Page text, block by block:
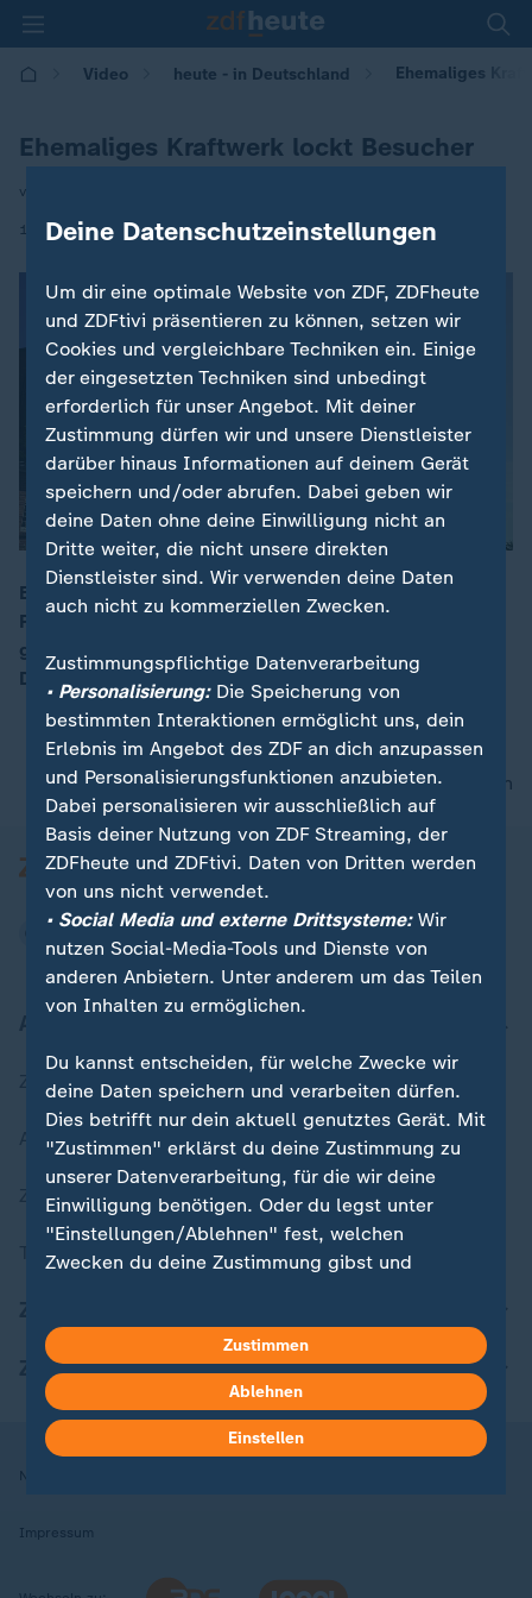
Video heute - in Deutschland Ehemaliges
Ehemaliges Kraftwerk lockt Besucher
von Dorte Störmann
11.06.2026 | 14:00
Eines der ältesten Braunkohlekraftwerke Europas
Plessa ist seit diesem März für Touren geöffnet. Die so
genannten „Lost Placer“ überrennen das Kraftwerk –
Die Touren sind bis Ende des Jahres ausgebucht!
nach oben
Zuletzt veröffentlicht
Aktuelle Sendungs-Videos
ZDFheute Stories
Themen im Überblick
ZDFheute Apps
Nutzungsbedingungen
Impressum
Deine Datenschutzeinstellungen
Um dir eine optimale Website von ZDF, ZDFheute
und ZDFtivi präsentieren zu können, setzen wir
Cookies und vergleichbare Techniken ein. Einige
der eingesetzten Techniken sind unbedingt
erforderlich für unser Angebot. Mit deiner
Zustimmung dürfen wir und unsere Dienstleister
darüber hinaus Informationen auf deinem Gerät
speichern und/oder abrufen. Dabei geben wir
deine Daten ohne deine Einwilligung nicht an
Dritte weiter, die nicht unsere direkten
Dienstleister sind. Wir verwenden deine Daten
auch nicht zu kommerziellen Zwecken.
Zustimmungspflichtige Datenverarbeitung
• Personalisierung:Die Speicherung von
bestimmten Interaktionen ermöglicht uns, dein
Erlebnis im Angebot des ZDF an dich anzupassen
und Personalisierungsfunktionen anzubieten.
Dabei personalisieren wir ausschließlich auf
Basis deiner Nutzung von ZDF Streaming, der
ZDFheute und ZDFtivi. Daten von Dritten werden
von uns nicht verwendet.
• Social Media und externe Drittsysteme:Wir
nutzen Social-Media-Tools und Dienste von
anderen Anbietern. Unter anderem um das Teilen
von Inhalten zu ermöglichen.
Du kannst entscheiden, für welche Zwecke wir
deine Daten speichern und verarbeiten dürfen.
Dies betrifft nur dein aktuell genutztes Gerät. Mit
"Zustimmen" erklärst du deine Zustimmung zu
unserer Datenverarbeitung, für die wir deine
Einwilligung benötigen. Oder du legst unter
"Einstellungen/Ablehnen" fest, welchen
Zwecken du deine Zustimmung gibst und
in deinen Einstellungen widerrufen oder ändern.
Hier findest du das Impressum.
Weitere Informationen findest du in unserer
Datenschutzerklärung.
Zustimmen
Ablehnen
Einstellen